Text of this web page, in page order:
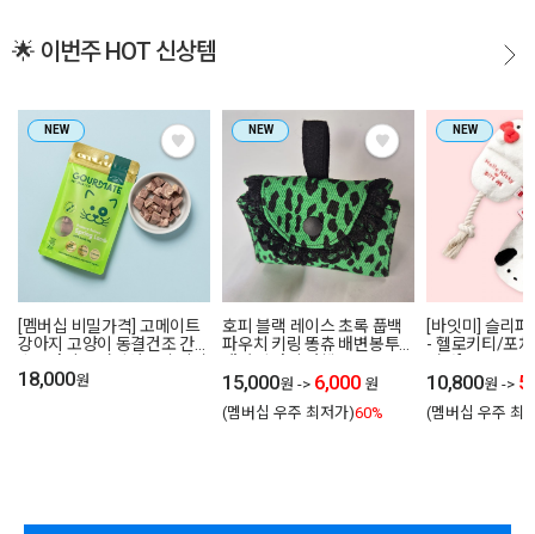
🌟 이번주 HOT 신상템
NEW
[멤버십 비밀가격] 고메이트
강아지 고양이 동결건조 간식
25g
18,000원
NEW
호피 블랙 레이스 초록 풉백
파우치 키링 똥츄 배변봉투
15,000원-> 6,000 원
(멤버십 우주 최저가)60%
NEW
[바잇미] 슬리퍼
- 헬로키티/포
10,800원->
(멤버십 우주 최